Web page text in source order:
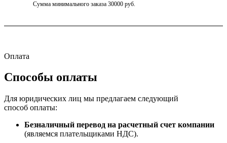
Сумма минимального заказа 30000 руб.
Оплата
Способы оплаты
Для юридических лиц мы предлагаем следующий
способ оплаты:
Безналичный перевод на расчетный счет компании
(являемся плательщиками НДС).